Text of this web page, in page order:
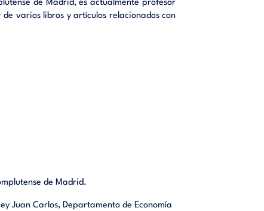
de Madrid, es actualmente profesor
varios libros y artículos relacionados con
de Madrid.
Juan Carlos, Departamento de Economía